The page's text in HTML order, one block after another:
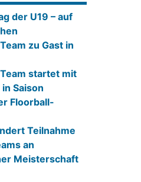
der U19 – auf
zu Gast in
startet mit
Saison
Floorball-
Teilnahme
an
Meisterschaft